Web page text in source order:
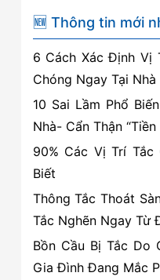
siêu
tốc
hiệu
quả
và
an
toàn
🆕 Thông tin mới
6 Cách Xác Định Vị
Chóng Ngay Tại Nhà
10 Sai Lầm Phổ
Nhà- Cẩn Thận
90% Các Vị Trí Tắc
Biết
Thông Tắc Thoát
Tắc Nghẽn Ngay Từ
Bồn Cầu Bị Tắc Do
Gia Đình Đang Mắc